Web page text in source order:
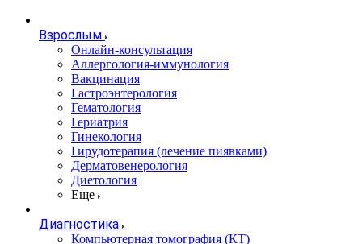
Взрослым
Онлайн-консультация
Аллергология-иммунология
Вакцинация
Гастроэнтерология
Гематология
Гериатрия
Гинекология
Гирудотерапия (лечение пиявками)
Дерматовенерология
Диетология
Еще
Диагностика
Компьютерная томография (КТ)